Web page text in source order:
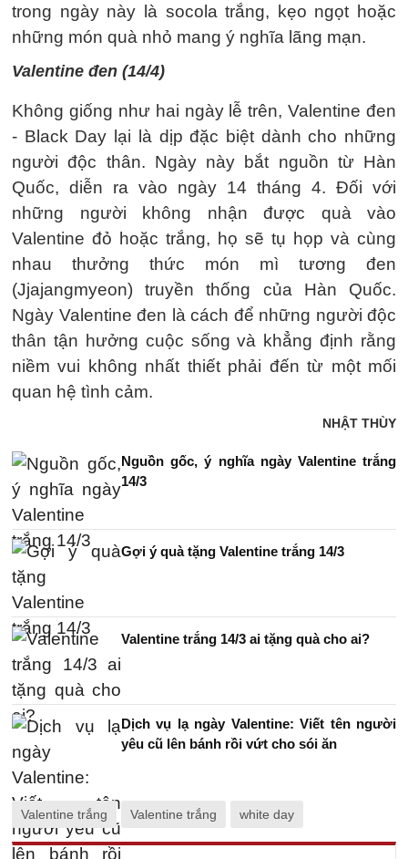
trong ngày này là socola trắng, kẹo ngọt hoặc
những món quà nhỏ mang ý nghĩa lãng mạn.
Valentine đen (14/4)
Không giống như hai ngày lễ trên, Valentine đen
- Black Day lại là dịp đặc biệt dành cho những
người độc thân. Ngày này bắt nguồn từ Hàn
Quốc, diễn ra vào ngày 14 tháng 4. Đối với
những người không nhận được quà vào
Valentine đỏ hoặc trắng, họ sẽ tụ họp và cùng
nhau thưởng thức món mì tương đen
(Jjajangmyeon) truyền thống của Hàn Quốc.
Ngày Valentine đen là cách để những người độc
thân tận hưởng cuộc sống và khẳng định rằng
niềm vui không nhất thiết phải đến từ một mối
quan hệ tình cảm.
NHẬT THÙY
Nguồn gốc, ý nghĩa ngày Valentine trắng
14/3
Gợi ý quà tặng Valentine trắng 14/3
Valentine trắng 14/3 ai tặng quà cho ai?
Dịch vụ lạ ngày Valentine: Viết tên người
yêu cũ lên bánh rồi vứt cho sói ăn
Valentine trắng Valentine trắng white day